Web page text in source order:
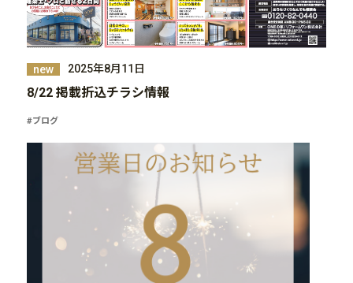
new 2025年8月11日
8/22 掲載折込チラシ情報
#ブログ